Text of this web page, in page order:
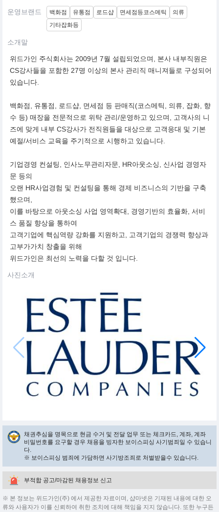
운영브랜드 백화점 유통점 로드샵 면세점등코스메틱
의류
기타잡화등
소개말
위드가인 주식회사는 2009년 7월 설립되었으며, 본사 내부직원은
CS강사들을 포함한 27명 이상의 본사 관리직 매니져들로 구성되어
있습니다.
백화점, 유통점, 로드샵, 면세점 등 판매직(코스메틱, 의류, 잡화, 향
수 등) 매장을 전문적으로 위탁 관리/운영하고 있으며, 고객사의 니
즈에 맞게 내부 CS강사가 전직원들을 대상으로 고객응대 및 기본
예절/서비스 교육을 주기적으로 시행하고 있습니다.
기업경영 컨설팅, 인사노무관리자문, HR아웃소싱, 신사업 경영자
문 등의
오랜 HR사업경험 및 컨설팅을 통해 경제 비즈니스의 기반을 구축
했으며,
이를 바탕으로 아웃소싱 사업 영역확대, 경영기반의 효율화, 서비
스 품질 향상을 통하여
고객기업에 핵심역량 강화를 지원하고, 고객기업의 경쟁력 향상과
고부가가치 창출을 위해
위드가인은 최선의 노력을 다할 것 입니다.
사진소개
채권추심을 명목으로 현금 수거 및 전달 업무 또는 체크카드, 계좌, 계좌
비밀번호를 요구할 경우 채용을 빙자한 보이스피싱 사기범죄일 수 있습니
다.
※ 보이스피싱 범죄에 가담하면 사기방조죄로 처벌받을수 있습니다.
부적합 공고/마감된 채용정보 신고
※ 본 정보는 위드가인(주) 에서 제공한 자료이며, 샵마넷은 기재된 내용에 대한 오
류와 사용자가 이를 신뢰하여 취한 조치에 대해 책임을 지지 않습니다. 또한 누구든